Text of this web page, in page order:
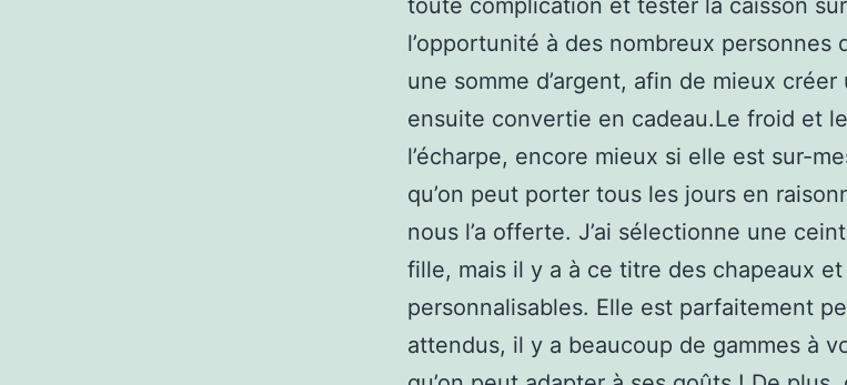
toute complication et tester la caisson
l’opportunité à des nombreux personnes
une somme d’argent, afin de mieux
ensuite convertie en cadeau.Le froid et
l’écharpe, encore mieux si elle est sur-
qu’on peut porter tous les jours en
nous l’a offerte. J’ai sélectionne une
fille, mais il y a à ce titre des chapeaux
personnalisables. Elle est parfaitement
attendus, il y a beaucoup de gammes à